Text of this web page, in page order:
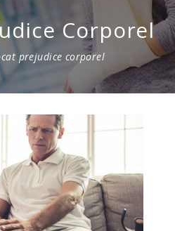
Corporel
prejudice corporel